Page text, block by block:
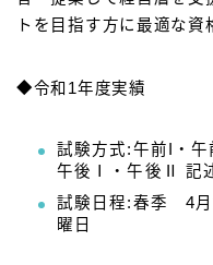
トを目指す方に最適な資
◆令和1年度実績
試験方式:午前I・
午後Ⅰ・午後Ⅱ 記
試験日程:春季 4
曜日